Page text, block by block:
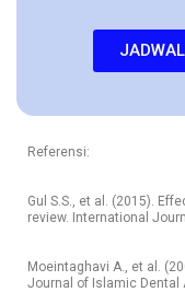
Referensi:
Gul S.S., et al. (2015).
review. International
Moeintaghavi A., et al.
Journal of Islamic Dental